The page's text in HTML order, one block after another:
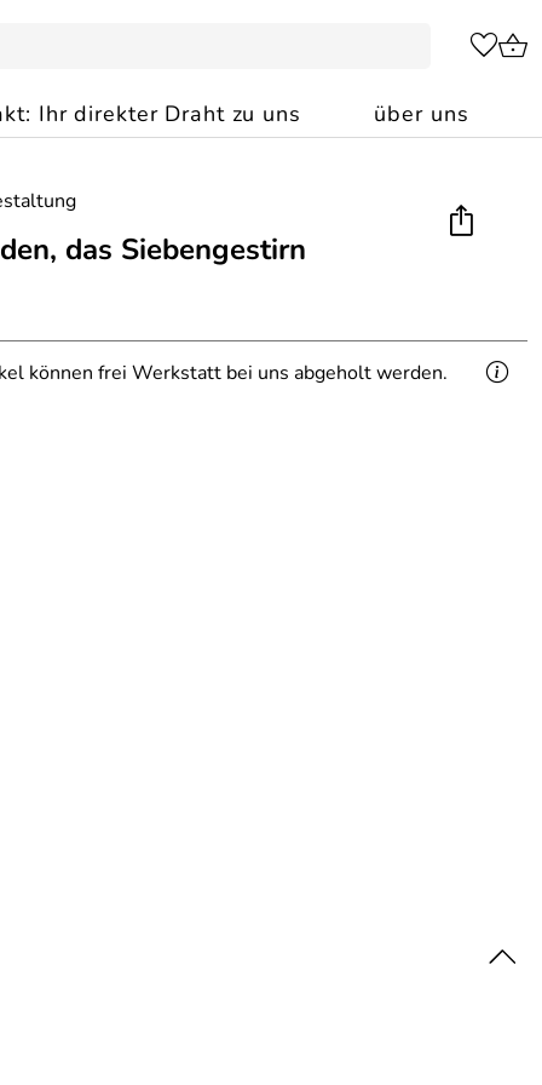
Ihr direkter Draht zu uns über uns
das Siebengestirn
können frei Werkstatt bei uns abgeholt werden.